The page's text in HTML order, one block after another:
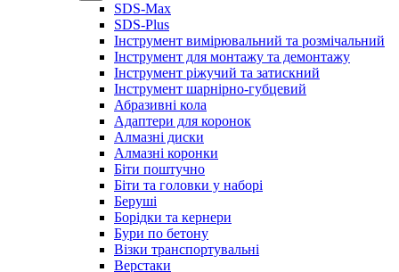
SDS-Max
SDS-Plus
Інструмент вимірювальний та розмічальний
Інструмент для монтажу та демонтажу
Інструмент ріжучий та затискний
Інструмент шарнірно-губцевий
Абразивні кола
Адаптери для коронок
Алмазні диски
Алмазні коронки
Біти поштучно
Біти та головки у наборі
Беруші
Борідки та кернери
Бури по бетону
Візки транспортувальні
Верстаки